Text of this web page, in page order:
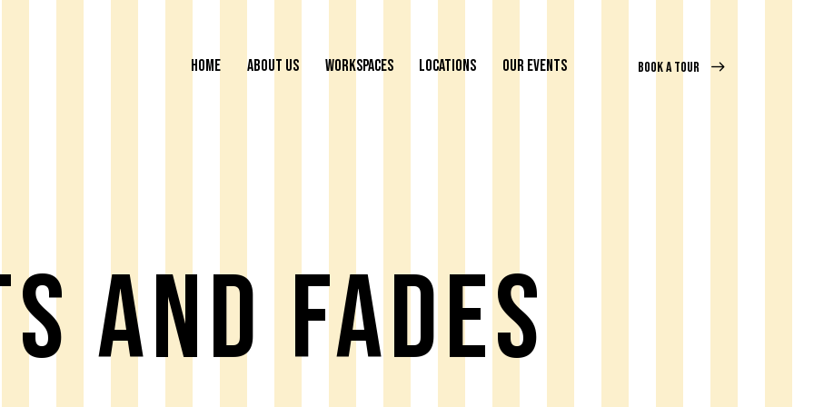
HOME ABOUT US WORKSPACES LOCATIONS OUR EVENTS BOOK A TOUR
And Fades